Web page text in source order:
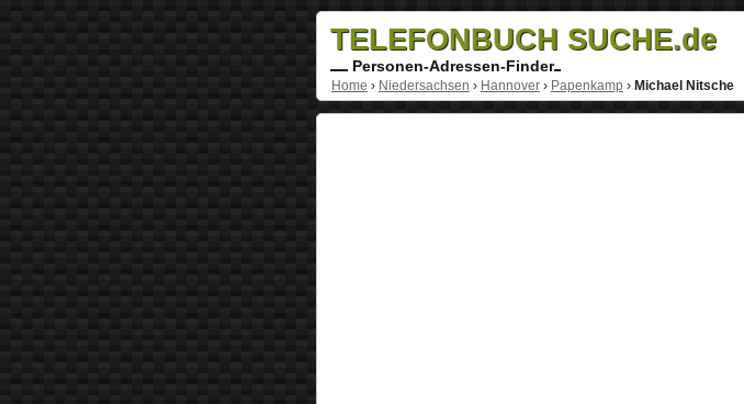
TELEFONBUCH SUCHE.de
Personen-Adressen-Finder
Home › Niedersachsen › Hannover› Papenkamp › Michael Nitsche